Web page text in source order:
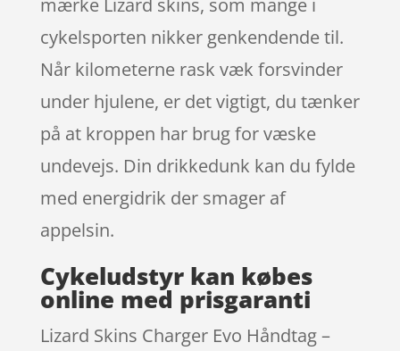
cykelsporten nikker genkendende til.
Når kilometerne rask væk forsvinder
under hjulene, er det vigtigt, du tænker
på at kroppen har brug for væske
undevejs. Din drikkedunk kan du fylde
med energidrik der smager af
appelsin.
Cykeludstyr kan købes
online med prisgaranti
Lizard Skins Charger Evo Håndtag –